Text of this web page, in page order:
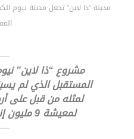
مدينة “ذا لاين” تجعل مدينة نيوم
مشروع “ذا لاين”
المستقبل الذي لم
لمثله من قبل على
لمعيشة 9 مليون إنسان في مناخ معتدل